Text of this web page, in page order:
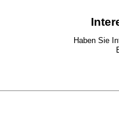
Haben Sie